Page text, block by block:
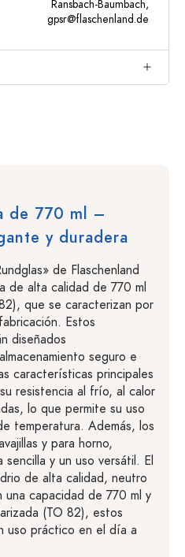
Ransbach-Baumbach,
gpsr@flaschenland.de
de 770 ml –
y duradera
de Flaschenland
de alta calidad de 770 ml
que se caracterizan por
Estos
diseñados
seguro e
características principales
resistencia al frío, al calor
lo que permite su uso
temperatura. Además, los
y para horno,
sencilla y un uso versátil. El
de alta calidad, neutro
capacidad de 770 ml y
(TO 82), estos
uso práctico en el día a